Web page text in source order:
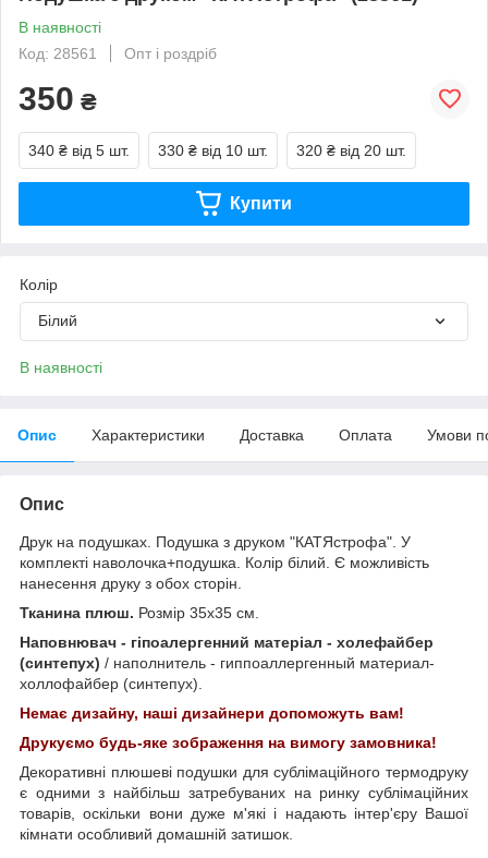
В наявності
Код: 28561
Опт і роздріб
350 ₴
340 ₴ від 5 шт. 330 ₴ від 10 шт. 320 ₴ від 20 шт.
Купити
Колір
Білий
В наявності
Опис Характеристики Доставка Оплата Умови
Опис
Друк на подушках. Подушка з друком "КАТЯстрофа". У
комплекті наволочка+подушка. Колір білий. Є можливість
нанесення друку з обох сторін.
Тканина плюш. Розмір 35х35 см.
Наповнювач - гіпоалергенний матеріал - холефайбер
(синтепух) / наполнитель - гиппоаллергенный материал-
холлофайбер (синтепух).
Немає дизайну, наші дизайнери допоможуть вам!
Друкуємо будь-яке зображення на вимогу замовника!
Декоративні плюшеві подушки для сублімаційного термодруку
є одними з найбільш затребуваних на ринку сублімаційних
товарів, оскільки вони дуже м'які і надають інтер'єру Вашої
кімнати особливий домашній затишок.